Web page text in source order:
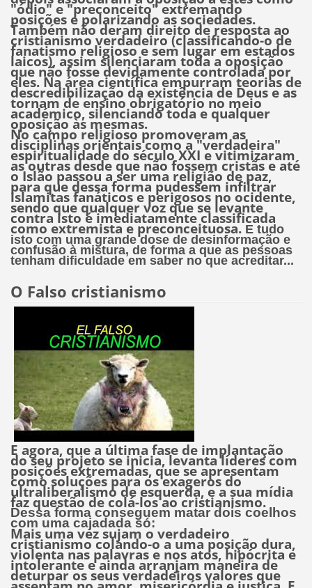
"ódio" e "preconceito" extremando
posições e polarizando as sociedades.
Também não deram direito de resposta ao
cristianismo verdadeiro (classificando-o de
fanatismo religioso e sem lugar em estados
laicos), assim silenciaram toda a oposição
que não fosse devidamente controlada por
eles. Na área científica empurram teorias de
descredibilização da existência de Deus e as
tornam de ensino obrigatório no meio
académico, silenciando toda e qualquer
oposição às mesmas.
No campo religioso promoveram as
disciplinas orientais como a "verdadeira"
espiritualidade do século XXI e vitimizaram
as outras desde que não fossem cristãs e até
o Islão passou a ser uma religião de paz,
para que dessa forma pudessem infiltrar
islamitas fanáticos e perigosos no ocidente,
sendo que qualquer voz que se levante
contra isto é imediatamente classificada
como extremista e preconceituosa.E tudo
isto com uma grande dose de desinformação e
confusão à mistura, de forma a que as pessoas
tenham dificuldade em saber no que acreditar...
O Falso cristianismo
E agora, que a última fase de implantação
do seu projeto se inicia, levanta líderes com
posições extremadas, que se apresentam
como soluções para os exageros do
ultraliberalismo de esquerda, e a sua mídia
faz questão de colá-los ao cristianismo.
Dessa forma conseguem matar dois coelhos
com uma cajadada só:
Mais uma vez sujam o verdadeiro
cristianismo colando-o a uma posição dura,
violenta nas palavras e nos atos, hipócrita e
intolerante e ainda arranjam maneira de
deturpar os seus verdadeiros valores que